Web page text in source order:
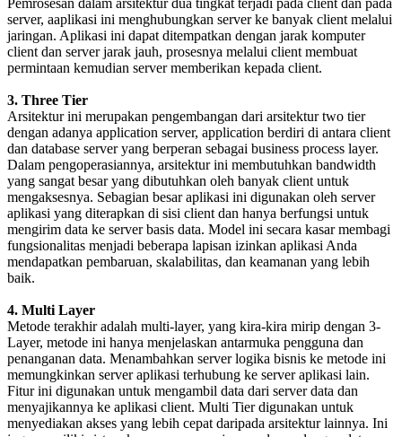
Pemrosesan dalam arsitektur dua tingkat terjadi pada client dan pada
server, aaplikasi ini menghubungkan server ke banyak client melalui
jaringan. Aplikasi ini dapat ditempatkan dengan jarak komputer
client dan server jarak jauh, prosesnya melalui client membuat
permintaan kemudian server memberikan kepada client.
3. Three Tier
Arsitektur ini merupakan pengembangan dari arsitektur two tier
dengan adanya application server, application berdiri di antara client
dan database server yang berperan sebagai business process layer.
Dalam pengoperasiannya, arsitektur ini membutuhkan bandwidth
yang sangat besar yang dibutuhkan oleh banyak client untuk
mengaksesnya. Sebagian besar aplikasi ini digunakan oleh server
aplikasi yang diterapkan di sisi client dan hanya berfungsi untuk
mengirim data ke server basis data. Model ini secara kasar membagi
fungsionalitas menjadi beberapa lapisan izinkan aplikasi Anda
mendapatkan pembaruan, skalabilitas, dan keamanan yang lebih
baik.
4. Multi Layer
Metode terakhir adalah multi-layer, yang kira-kira mirip dengan 3-
Layer, metode ini hanya menjelaskan antarmuka pengguna dan
penanganan data. Menambahkan server logika bisnis ke metode ini
memungkinkan server aplikasi terhubung ke server aplikasi lain.
Fitur ini digunakan untuk mengambil data dari server data dan
menyajikannya ke aplikasi client. Multi Tier digunakan untuk
menyediakan akses yang lebih cepat daripada arsitektur lainnya. Ini